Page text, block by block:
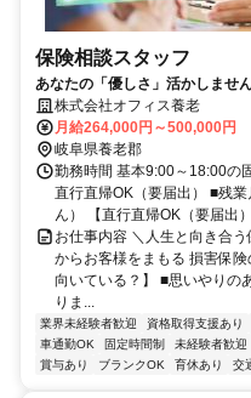
保険相談スタッフ
あなたの「優しさ」活かしませ
株式会社オフィス養老
月給264,000円～500,000円
岐阜県養老郡
勤務時間 基本9:00～18:00の
直行直帰OK（要届出） ■残
ん） 【直行直帰OK（要届出
お仕事内容 ＼人生と向き合
からお客様をまもる 損害保
向いている？】 ■思いやりの
りま...
業界未経験者歓迎 資格取得支援あり
車通勤OK
固定時間制 未経験者歓迎
賞与あり
ブランクOK 育休あり 交